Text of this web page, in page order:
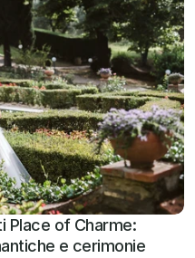
Place of Charme:
e cerimonie